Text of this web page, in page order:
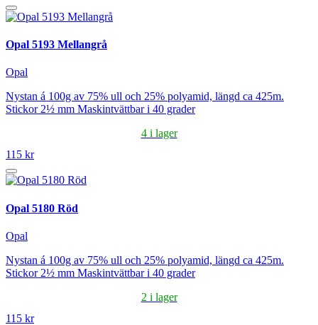
Opal 5193 Mellangrå
Opal
Nystan á 100g av 75% ull och 25% polyamid, längd ca 425m.
Stickor 2½ mm Maskintvättbar i 40 grader
4 i lager
115 kr
Opal 5180 Röd
Opal
Nystan á 100g av 75% ull och 25% polyamid, längd ca 425m.
Stickor 2½ mm Maskintvättbar i 40 grader
2 i lager
115 kr